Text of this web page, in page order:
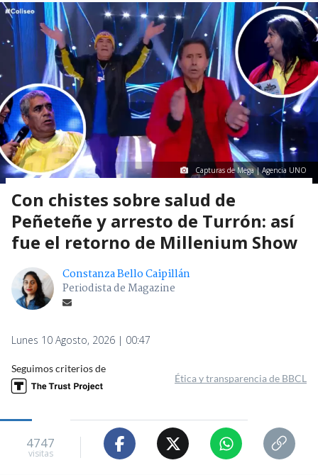
Capturas de Mega | Agencia UNO
Con chistes sobre salud de
Peñeteñe y arresto de Turrón: así
fue el retorno de Millenium Show
Constanza Bello Caipillán
Periodista de Magazine
Lunes 10 Agosto, 2026 | 00:47
Seguimos criterios de
Ética y transparencia de BBCL
4747
visitas